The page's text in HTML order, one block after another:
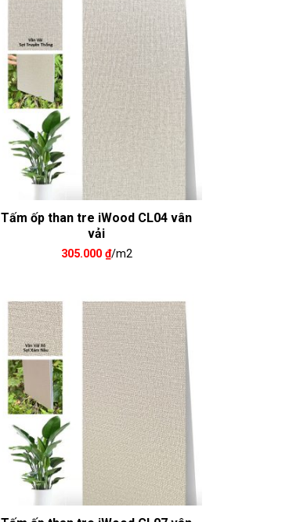
Tấm ốp than tre iWood CL04 vân
vải
305.000 ₫/m2